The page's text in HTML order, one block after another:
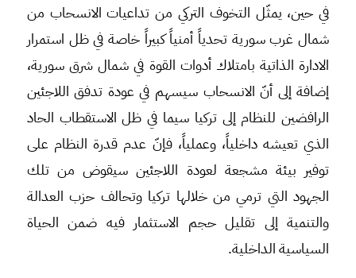
في حين، يمثّل التخوف التركي من تداعيات الانسحاب من
شمال غرب سورية تحدياً أمنياً كبيراً خاصة في ظل استمرار
الادارة الذاتية بامتلاك أدوات القوة في شمال شرق سورية،
إضافة إلى أنّ الانسحاب سيسهم في عودة تدفق اللاجئين
الرافضين للنظام إلى تركيا سيما في ظل الاستقطاب الحاد
الذي تعيشه داخلياً، وعملياً، فإنّ عدم قدرة النظام على
توفير بيئة مشجعة لعودة اللاجئين سيقوض من تلك
الجهود التي ترمي من خلالها تركيا وتحالف حزب العدالة
والتنمية إلى تقليل حجم الاستثمار فيه ضمن الحياة
السياسية الداخلية.